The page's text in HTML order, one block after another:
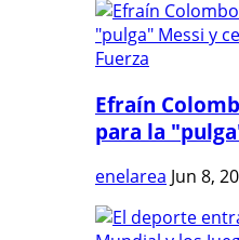
Efraín
para la
enelarea Jun 8,